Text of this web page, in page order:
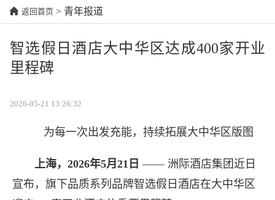
返回首页 > 青年报道
智选假日酒店大中华区达成400家开业
里程碑
2026-05-21 13:26:32
为每一次出发充能，持续拓展大中华区版图
上海， 2026年5月 21 日 —— 洲际酒店集团近日
宣布，旗下品质系列品牌智选假日酒店在大中华区